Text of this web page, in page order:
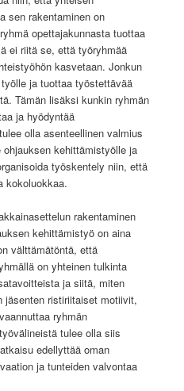
sen rakentaminen on
opettajakunnasta tuottaa
ei riitä se, että työryhmää
kasvetaan. Jonkun
ja tuottaa työstettävää
Tämän lisäksi kunkin ryhmän
ja hyödyntää
olla asenteellinen valmius
kehittämistyölle ja
työskentely niin, että
kokoluokkaa.
rakentaminen
kehittämistyö on aina
välttämätöntä, että
on yhteinen tulkinta
ja siitä, miten
jäsenten ristiriitaiset motiivit,
ryhmän
tulee olla siis
edellyttää oman
ja tunteiden valvontaa